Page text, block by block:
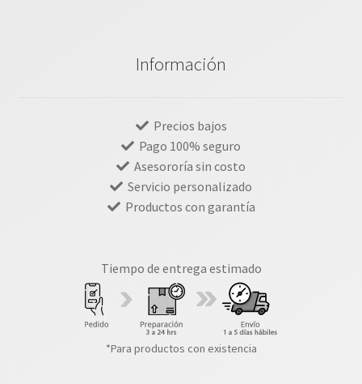
Información
Precios bajos
Pago 100% seguro
Asesororía sin costo
Servicio personalizado
Productos con garantía
Tiempo de entrega estimado
*Para productos con existencia